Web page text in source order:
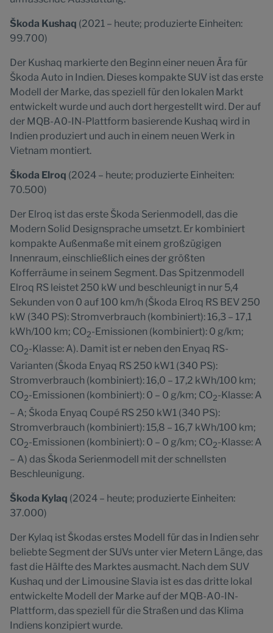
Škoda Kushaq (2021 – heute; produzierte Einheiten:
99.700)
Der Kushaq markierte den Beginn einer neuen Ära für
Škoda Auto in Indien. Dieses kompakte SUV ist das erste
Modell der Marke, das speziell für den lokalen Markt
entwickelt wurde und auch dort hergestellt wird. Der auf
der MQB-A0-IN-Plattform basierende Kushaq wird in
Indien produziert und auch in einem neuen Werk in
Vietnam montiert.
Škoda Elroq (2024 – heute; produzierte Einheiten:
70.500)
Der Elroq ist das erste Škoda Serienmodell, das die
Modern Solid Designsprache umsetzt. Er kombiniert
kompakte Außenmaße mit einem großzügigen
Innenraum, einschließlich eines der größten
Kofferräume in seinem Segment. Das Spitzenmodell
Elroq RS leistet 250 kW und beschleunigt in nur 5,4
Sekunden von 0 auf 100 km/h (Škoda Elroq RS BEV 250
kW (340 PS): Stromverbrauch (kombiniert): 16,3 – 17,1
kWh/100 km; CO2-Emissionen (kombiniert): 0 g/km;
CO2-Klasse: A). Damit ist er neben den Enyaq RS-
Varianten (Škoda Enyaq RS 250 kW1 (340 PS):
Stromverbrauch (kombiniert): 16,0 – 17,2 kWh/100 km;
CO2-Emissionen (kombiniert): 0 – 0 g/km; CO2-Klasse: A
– A; Škoda Enyaq Coupé RS 250 kW1 (340 PS):
Stromverbrauch (kombiniert): 15,8 – 16,7 kWh/100 km;
CO2-Emissionen (kombiniert): 0 – 0 g/km; CO2-Klasse: A
– A) das Škoda Serienmodell mit der schnellsten
Beschleunigung.
Škoda Kylaq (2024 – heute; produzierte Einheiten:
37.000)
Der Kylaq ist Škodas erstes Modell für das in Indien sehr
beliebte Segment der SUVs unter vier Metern Länge, das
fast die Hälfte des Marktes ausmacht. Nach dem SUV
Kushaq und der Limousine Slavia ist es das dritte lokal
entwickelte Modell der Marke auf der MQB-A0-IN-
Plattform, das speziell für die Straßen und das Klima
Indiens konzipiert wurde.